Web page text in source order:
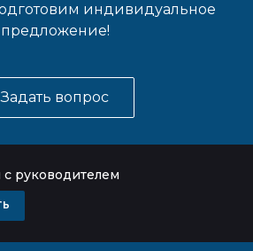
индивидуальное
предложение!
Задать вопрос
с руководителем